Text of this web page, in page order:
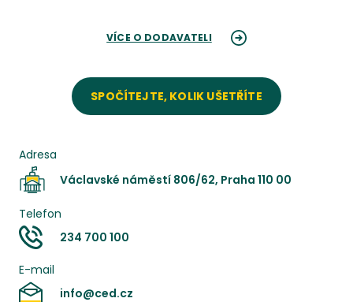
VÍCE O DODAVATELI
SPOČÍTEJTE, KOLIK UŠETŘÍTE
Adresa
Václavské náměstí 806/62, Praha 110 00
Telefon
234 700 100
E-mail
info@ced.cz